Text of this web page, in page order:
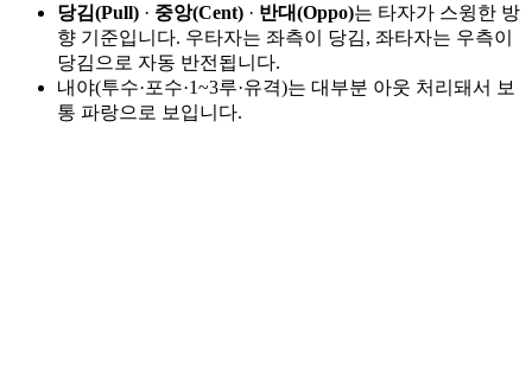
당김(Pull) · 중앙(Cent) · 반대(Oppo)는 타자가 스윙한 방
향 기준입니다. 우타자는 좌측이 당김, 좌타자는 우측이
당김으로 자동 반전됩니다.
내야(투수·포수·1~3루·유격)는 대부분 아웃 처리돼서 보
통 파랑으로 보입니다.